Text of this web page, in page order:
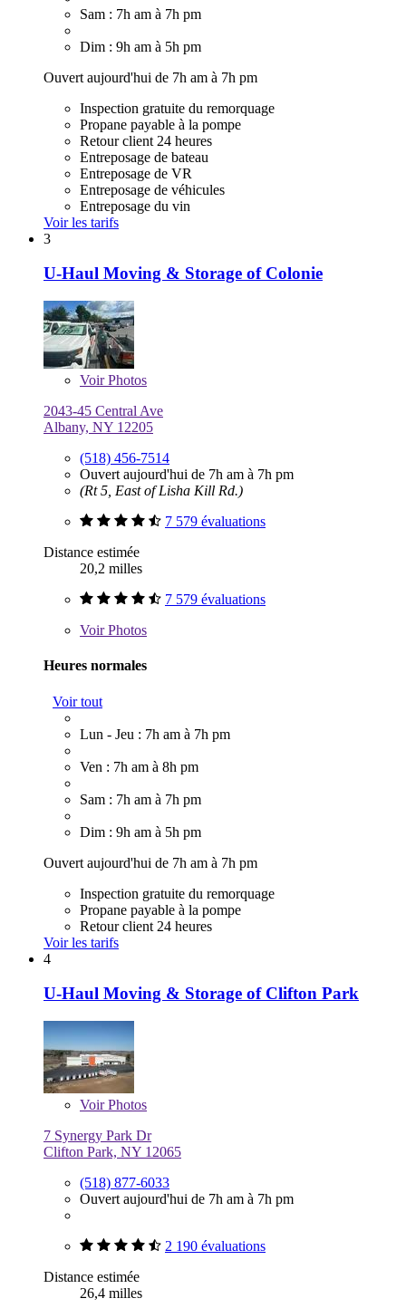
Sam : 7h am à 7h pm
Dim : 9h am à 5h pm
Ouvert aujourd'hui de 7h am à 7h pm
Inspection gratuite du remorquage
Propane payable à la pompe
Retour client 24 heures
Entreposage de bateau
Entreposage de VR
Entreposage de véhicules
Entreposage du vin
Voir les tarifs
3
U-Haul Moving & Storage of Colonie
VoirPhotos
2043-45 Central Ave
Albany, NY 12205
(518) 456-7514
Ouvert aujourd'hui de 7h am à 7h pm
(Rt 5, East of Lisha Kill Rd.)
7 579 évaluations
Distance estimée
20,2 milles
7 579 évaluations
VoirPhotos
Heures normales
Voir tout
Lun - Jeu : 7h am à 7h pm
Ven : 7h am à 8h pm
Sam : 7h am à 7h pm
Dim : 9h am à 5h pm
Ouvert aujourd'hui de 7h am à 7h pm
Inspection gratuite du remorquage
Propane payable à la pompe
Retour client 24 heures
Voir les tarifs
4
U-Haul Moving & Storage of Clifton Park
VoirPhotos
7 Synergy Park Dr
Clifton Park, NY 12065
(518) 877-6033
Ouvert aujourd'hui de 7h am à 7h pm
2 190 évaluations
Distance estimée
26,4 milles